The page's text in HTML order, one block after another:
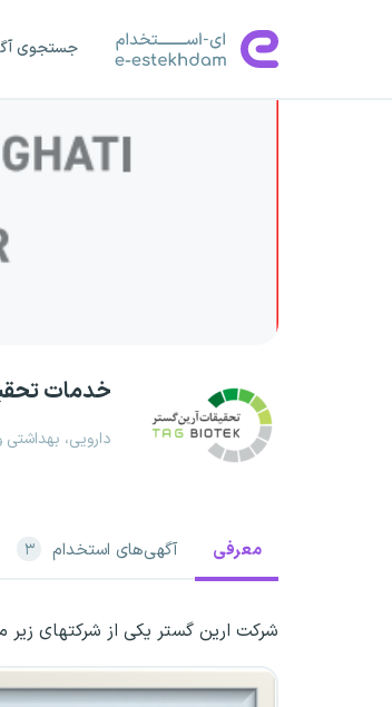
جستجوی
خدمات
دارویی،
معرفی آگهی‌های استخدام ۳
شرکت ارین گستر یکی از شرکتهای